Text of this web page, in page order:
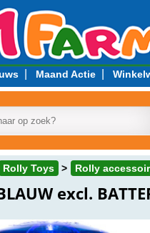
| Maand Actie|
Rolly Toys Rolly
excl.